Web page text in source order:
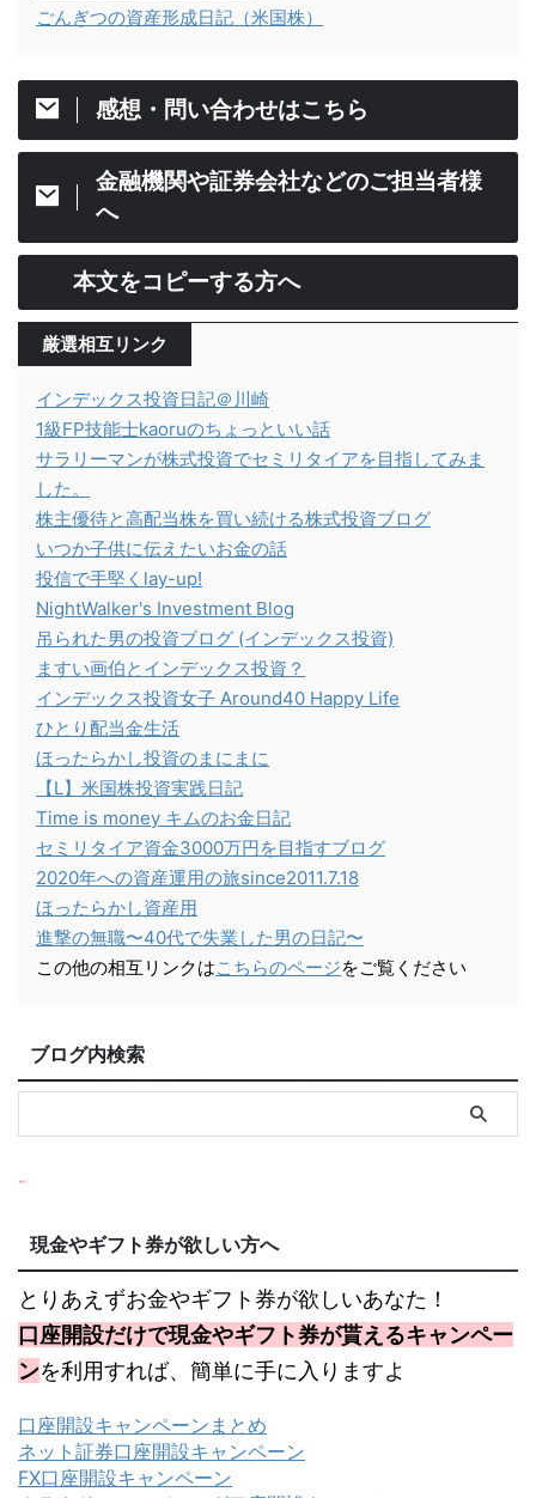
ごんぎつの資産形成日記（米国株）
感想・問い合わせはこちら
金融機関や証券会社などのご担当者様
へ
本文をコピーする方へ
厳選相互リンク
インデックス投資日記＠川崎
1級FP技能士kaoruのちょっといい話
サラリーマンが株式投資でセミリタイアを目指してみま
した。
株主優待と高配当株を買い続ける株式投資ブログ
いつか子供に伝えたいお金の話
投信で手堅くlay-up!
NightWalker's Investment Blog
吊られた男の投資ブログ (インデックス投資)
ますい画伯とインデックス投資？
インデックス投資女子 Around40 Happy Life
ひとり配当金生活
ほったらかし投資のまにまに
【L】米国株投資実践日記
Time is money キムのお金日記
セミリタイア資金3000万円を目指すブログ
2020年への資産運用の旅since2011.7.18
ほったらかし資産用
進撃の無職〜40代で失業した男の日記〜
この他の相互リンクはこちらのページをご覧ください
ブログ内検索
現金やギフト券が欲しい方へ
とりあえずお金やギフト券が欲しいあなた！
口座開設だけで現金やギフト券が貰えるキャンペー
ンを利用すれば、簡単に手に入りますよ
口座開設キャンペーンまとめ
ネット証券口座開設キャンペーン
FX口座開設キャンペーン